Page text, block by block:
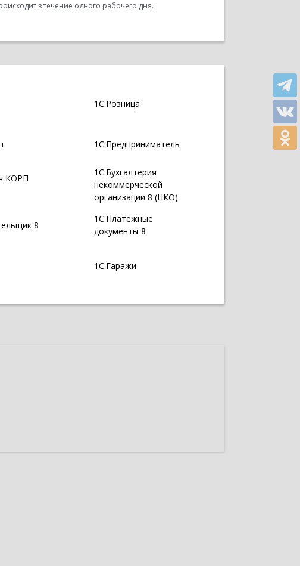
в течение одного рабочего дня.
1С:Розница
1С:Предприниматель
КОРП
1С:Бухгалтерия
некоммерческой
организации 8 (НКО)
8
1С:Платежные
документы 8
1С:Гаражи